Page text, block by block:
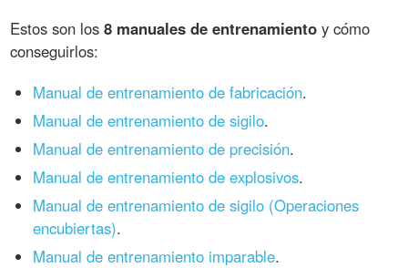
Estos son los8 manuales de entrenamiento y cómo
conseguirlos:
Manual de entrenamiento de fabricación.
Manual de entrenamiento de sigilo.
Manual de entrenamiento de precisión.
Manual de entrenamiento de explosivos.
Manual de entrenamiento de sigilo (Operaciones
encubiertas).
Manual de entrenamiento imparable.